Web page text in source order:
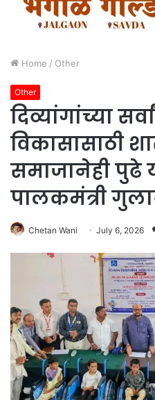
Home / Other
Other
दिव्यांगांच्या
विकासासाठी
समाजानेही पुढे
पालकमंत्री
Chetan Wani July 6, 2026